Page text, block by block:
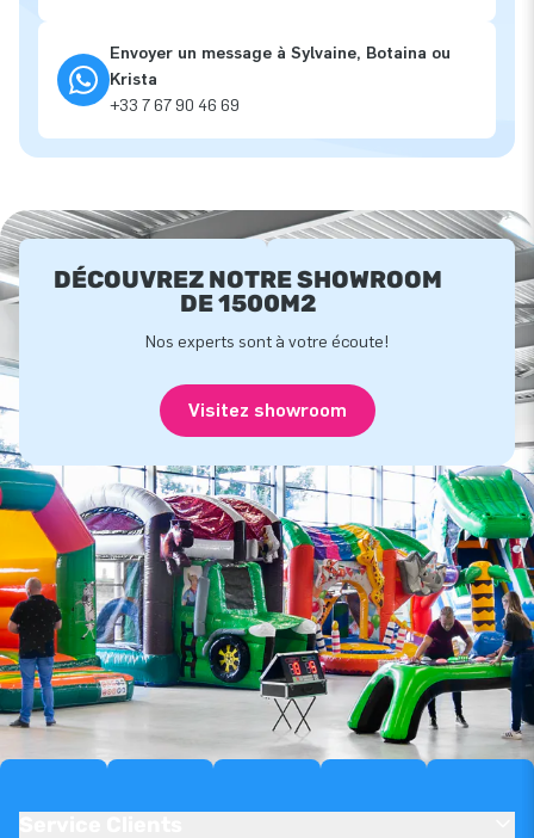
Envoyer un message à Sylvaine, Botaina ou
Krista
+33 7 67 90 46 69
DÉCOUVREZ NOTRE SHOWROOM
DE 1500M2
Nos experts sont à votre écoute!
Visitez showroom